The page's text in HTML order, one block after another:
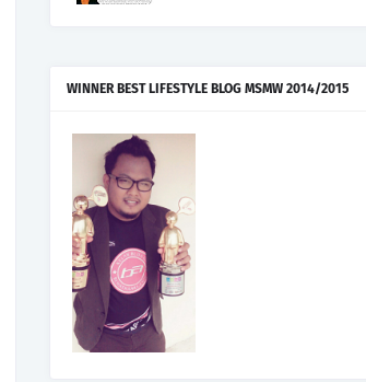
WINNER BEST LIFESTYLE BLOG MSMW 2014/2015